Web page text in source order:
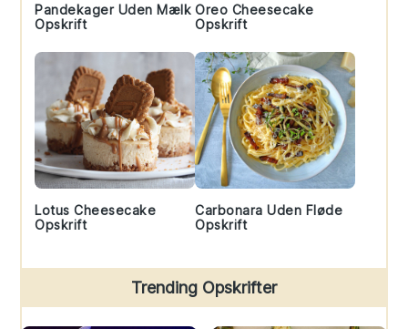
Pandekager Uden Mælk
Opskrift
Oreo Cheesecake
Opskrift
Lotus Cheesecake
Opskrift
Carbonara Uden Fløde
Opskrift
Trending Opskrifter